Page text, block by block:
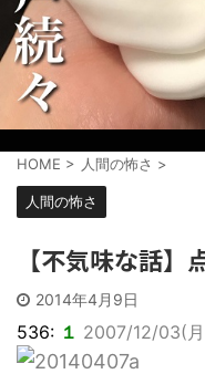
HOME > 人間の怖さ >
人間の怖さ
【不気味な話】
2014年4月9日
536: １ 2007/12/03(